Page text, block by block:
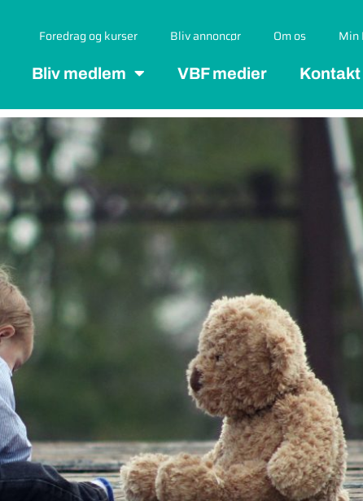
Foredrag og kurser Bliv annoncør Om os Min
Bliv medlem VBF medier Kontakt